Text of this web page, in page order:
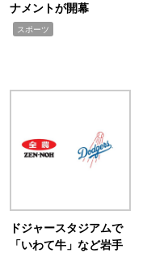
ナメントが開幕
スポーツ
ドジャースタジアムで
「いわて牛」など岩手